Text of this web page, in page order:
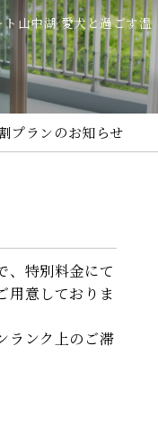
山中湖 愛犬と過ごす温
プランのお知らせ
、特別料金にて
用意しておりま
ランク上のご滞